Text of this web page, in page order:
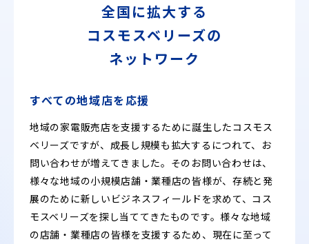
全国に拡大する
コスモスベリーズの
ネットワーク
すべての地域店を応援
地域の家電販売店を支援するために誕生したコスモス
ベリーズですが、成長し規模も拡大するにつれて、お
問い合わせが増えてきました。そのお問い合わせは、
様々な地域の小規模店舗・業種店の皆様が、存続と発
展のために新しいビジネスフィールドを求めて、コス
モスベリーズを探し当ててきたものです。様々な地域
の店舗・業種店の皆様を支援するため、現在に至って